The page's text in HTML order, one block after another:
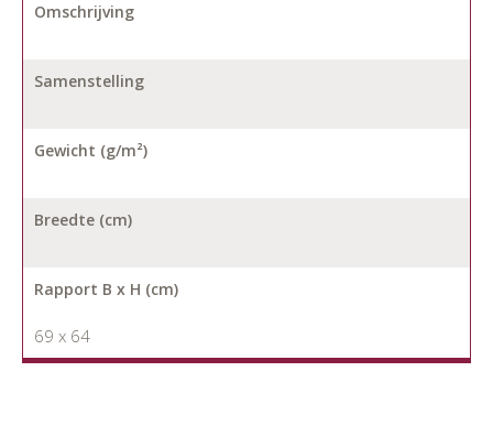
Omschrijving
Samenstelling
Gewicht (g/m²)
Breedte (cm)
Rapport B x H (cm)
69 x 64